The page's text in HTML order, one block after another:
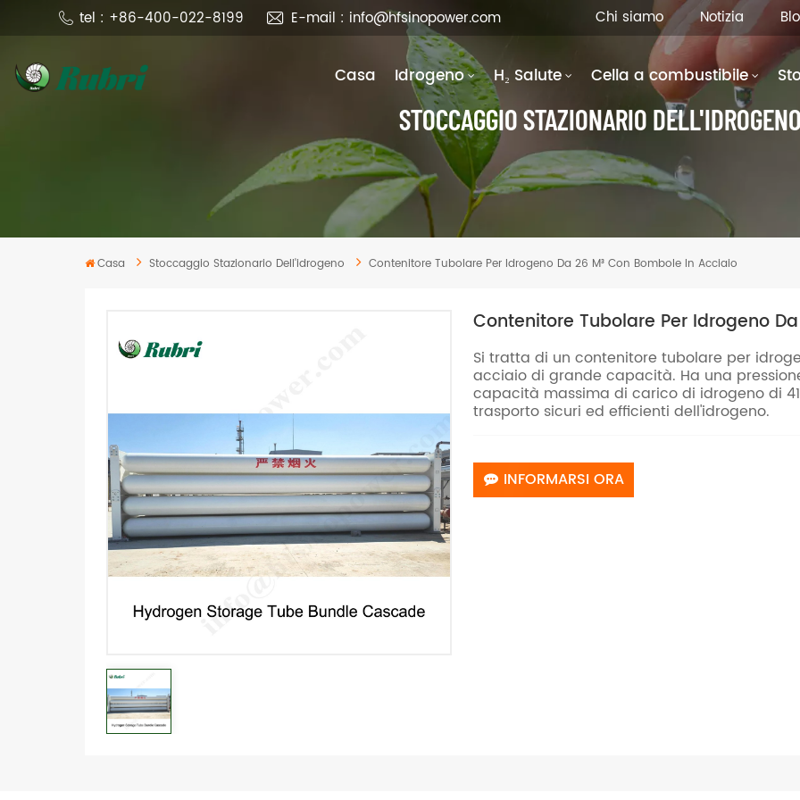
tel : +86-400-022-8199 E-mail : info@hfsinopower.com Chi siamo Notizia
Casa Idrogeno H₂ Salute Cella a combustibile
STOCCAGGIO STAZIONARIO DELL'IDROGENO
Casa Stoccaggio Stazionario Dell'idrogeno Contenitore Tubolare Per Idrogeno Da 26 M³ Con Bombole In Acciaio
Contenitore Tubolare Per Idrogeno
Si tratta di un contenitore tubolare per
acciaio di grande capacità. Ha una
capacità massima di carico di idrogeno di
trasporto sicuri ed efficienti dell'idrogeno.
INFORMARSI ORA